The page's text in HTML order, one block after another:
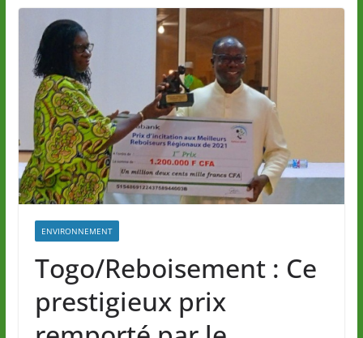
ENVIRONNEMENT
Togo/Reboisement : Ce
prestigieux prix